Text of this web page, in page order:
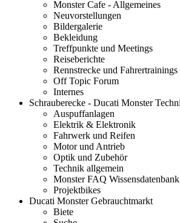
Monster Cafe - Allgemeines
Neuvorstellungen
Bildergalerie
Bekleidung
Treffpunkte und Meetings
Reiseberichte
Rennstrecke und Fahrertrainings
Off Topic Forum
Internes
Schrauberecke - Ducati Monster
Auspuffanlagen
Elektrik & Elektronik
Fahrwerk und Reifen
Motor und Antrieb
Optik und Zubehör
Technik allgemein
Monster FAQ Wissensdatenbank
Projektbikes
Ducati Monster Gebrauchtmarkt
Biete